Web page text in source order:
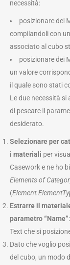
necessità:
posizionare dei
compilandoli con
associato al cubo
posizionare dei
un valore
il quale sono stati
Le due necessità
di pescare il
desiderato.
Selezionare per
i materiali per
Casework e ne ho
Elements of
(
Estrarre il
parametro “Name”
Text che si
Dato che voglio
del cubo, un modo